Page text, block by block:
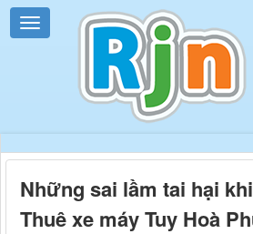
Những sai lầm tai hại
Thuê xe máy Tuy Hoà